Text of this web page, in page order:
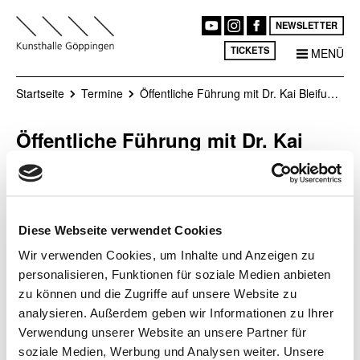
Diese Webseite verwendet Cookies
Wir verwenden Cookies, um Inhalte und Anzeigen zu
personalisieren, Funktionen für soziale Medien anbieten
zu können und die Zugriffe auf unsere Website zu
analysieren. Außerdem geben wir Informationen zu Ihrer
Verwendung unserer Website an unsere Partner für
soziale Medien, Werbung und Analysen weiter. Unsere
NEWSLETTER
TICKETS MENÜ
Startseite Termine Öffentliche Führung mit Dr. Kai Bleifuß in der Galerie im Ostflügel / Schloss Filseck
Öffentliche Führung mit Dr. Kai
Bleifuß in der Galerie im Ostflügel /
Ort
Schloss Filseck
Datum
08.03.2026, 15:00 Uhr
- 16:00 Uhr
auch genügend Platz für
Fragen.
Ohne Anmeldung und
kostenfrei!